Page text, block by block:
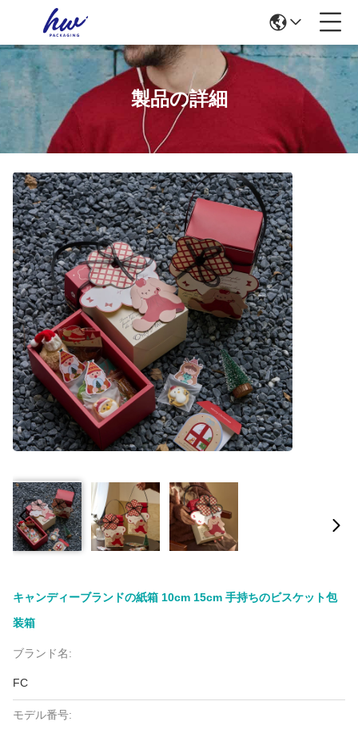
製品の詳細
キャンディーブランドの紙箱 10cm 15cm 手持ちのビスケット包
装箱
ブランド名:
FC
モデル番号: